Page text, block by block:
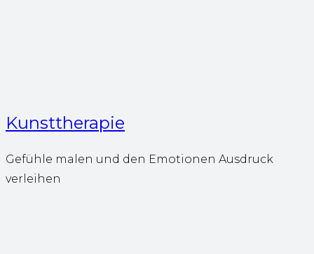
Kunsttherapie
Gefühle malen und den Emotionen Ausdruck
verleihen